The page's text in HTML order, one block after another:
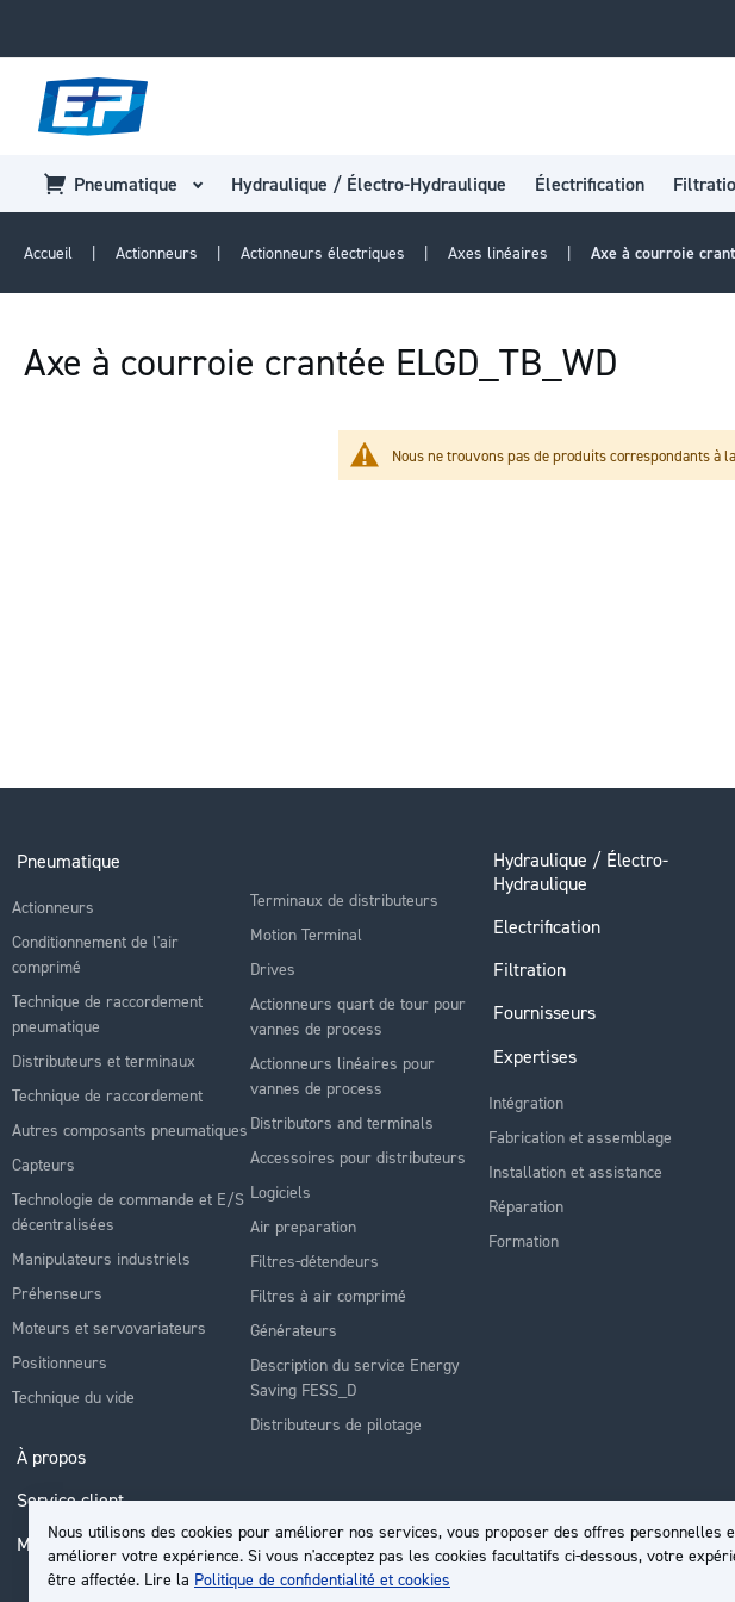
Nous utilisons des cookies pour améliorer nos services, vous proposer des offres personnelles
améliorer votre expérience. Si vous n'acceptez pas les cookies facultatifs ci-dessous, votre
être affectée. Lire la Politique de confidentialité et cookies
Pneumatique Hydraulique / Électro-Hydraulique Électrification
Accueil Actionneurs Actionneurs électriques Axes linéaires Axe à courroie
Axe à courroie crantée ELGD_TB_WD
Nous ne trouvons pas de produits correspondants à
Pneumatique
Actionneurs
Conditionnement de l'air
comprimé
Technique de raccordement
pneumatique
Distributeurs et terminaux
Technique de raccordement
Autres composants pneumatiques
Capteurs
Technologie de commande et E/S
décentralisées
Manipulateurs industriels
Préhenseurs
Moteurs et servovariateurs
Positionneurs
Technique du vide
Terminaux de distributeurs
Motion Terminal
Drives
Actionneurs quart de tour pour
vannes de process
Actionneurs linéaires pour
vannes de process
Distributors and terminals
Accessoires pour distributeurs
Logiciels
Air preparation
Filtres-détendeurs
Filtres à air comprimé
Générateurs
Description du service Energy
Saving FESS_D
Distributeurs de pilotage
Hydraulique / Électro-
Hydraulique
Electrification
Filtration
Fournisseurs
Expertises
Intégration
Fabrication et assemblage
Installation et assistance
Réparation
Formation
À propos
Service client
Mon compte